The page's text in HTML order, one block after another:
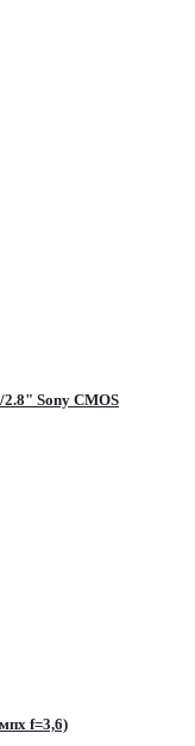
IR (2мпх f=3,6)